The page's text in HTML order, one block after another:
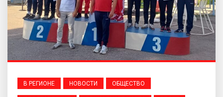
В РЕГИОНЕ НОВОСТИ ОБЩЕСТВО